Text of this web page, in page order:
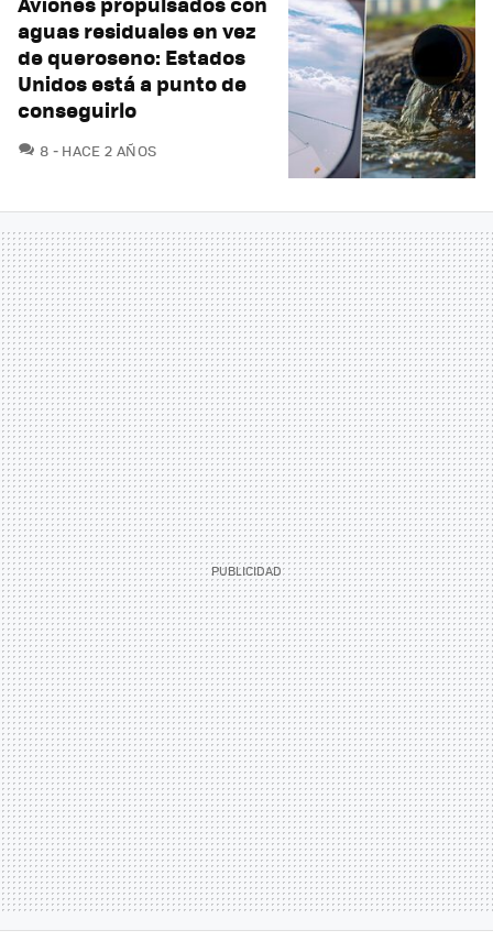
aguas residuales en vez
de queroseno: Estados
Unidos está a punto de
conseguirlo
8 COMENTARIOS
HACE 2 AÑOS